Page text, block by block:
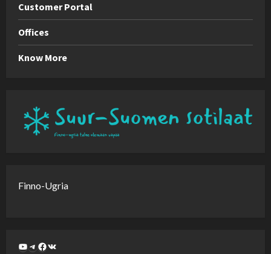
Customer Portal
Offices
Know More
Finno-Ugria